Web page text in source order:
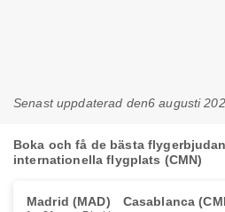
Senast uppdaterad den6 augusti
Boka och få de bästa
internationella flygplats (CMN)
Madrid (MAD) Casablanca